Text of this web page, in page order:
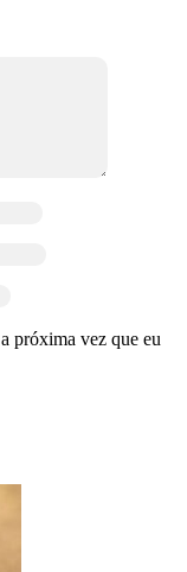
próxima vez que eu